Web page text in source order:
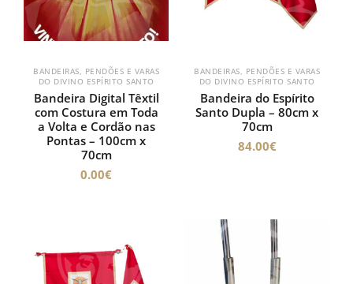
BANDEIRAS, PENDÕES E VARAS
DO DIVINO ESPÍRITO SANTO
Bandeira Digital Têxtil
com Costura em Toda
a Volta e Cordão nas
Pontas – 100cm x
70cm
0.00€
BANDEIRAS, PENDÕES E VARAS
DO DIVINO ESPÍRITO SANTO
Bandeira do Espírito
Santo Dupla – 80cm x
70cm
84.00€